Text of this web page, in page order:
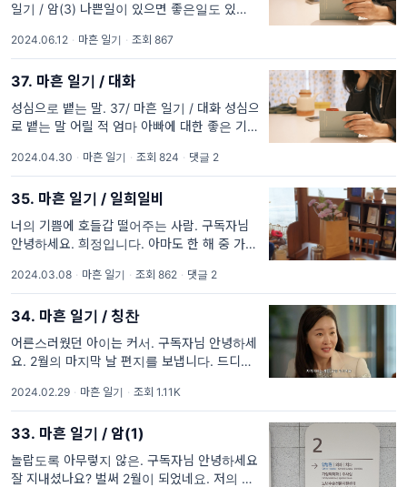
일기 / 암(3) 나쁜일이 있으면 좋은일도 있는거
2024.06.12 · 마흔 일기 · 조회 867
37. 마흔 일기 / 대화
성심으로 뱉는 말. 37/ 마흔 일기 / 대화 성심으
로 뱉는 말 어릴 적 엄마 아빠에 대한 좋은 기억
를 나누던 순간이다. 주로 말하는 사람은 아빠
였다
2024.04.30 · 마흔 일기 · 조회 824 · 댓글 2
35. 마흔 일기 / 일희일비
너의 기쁨에 호들갑 떨어주는 사람. 구독자님
안녕하세요. 희정입니다. 아마도 한 해 중 가장
초등학교에 입학했고 첫째는 고학년 대열에 합
류했어요. 어제 첫째가 풀 4
2024.03.08 · 마흔 일기 · 조회 862 · 댓글 2
34. 마흔 일기 / 칭찬
어른스러웠던 아이는 커서. 구독자님 안녕하세
요. 2월의 마지막 날 편지를 보냅니다. 드디어
니다. 인스타그램에 제 갑상선 암의 존재를 고
백하고 난 후 뉴스레
2024.02.29 · 마흔 일기 · 조회 1.11K
33. 마흔 일기 / 암(1)
놀랍도록 아무렇지 않은. 구독자님 안녕하세요.
잘 지내셨나요? 벌써 2월이 되었네요. 저의 새